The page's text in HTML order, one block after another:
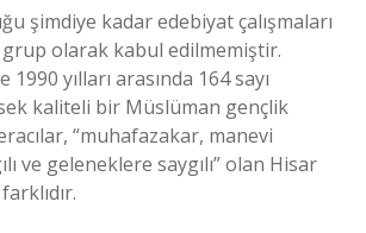
şimdiye kadar edebiyat çalışmaları
olarak kabul edilmemiştir.
yılları arasında 164 sayı
kaliteli bir Müslüman gençlik
“muhafazakar, manevi
ve geleneklere saygılı” olan Hisar